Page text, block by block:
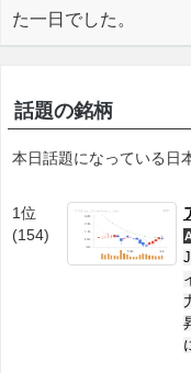
た一日でした。
話題の銘柄
本日話題になっている日
1位
(154)